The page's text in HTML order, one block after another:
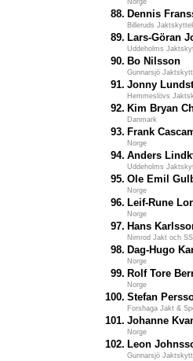
Norge
88. Dennis
Billeruds
89. Lars-Göran
Uddeholms
90. Bo Nilsson
Gunnarsjö
91. Jonny
Hemmeslövs
92. Kim Bryan
Danmark
93. Frank
Norge
94. Anders
Uddeholms
95. Ole Emil
Norge
96. Leif-Rune
Norge
97. Hans
Nimrod Jakt och
98. Dag-Hugo
Norge
99. Rolf Tore
Norge
100. Stefan
Forshaga Jakt &
101. Johanne
Norge
102. Leon
Gunnarsjö